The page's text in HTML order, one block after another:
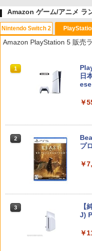
Amazon ゲーム/アニメ ラ
Nintendo Switch 2
1
ス
コ
2 ス
3
Amazon PlayStation 5 販売
1
日
￥
2
プ
￥
3
【
J)
￥